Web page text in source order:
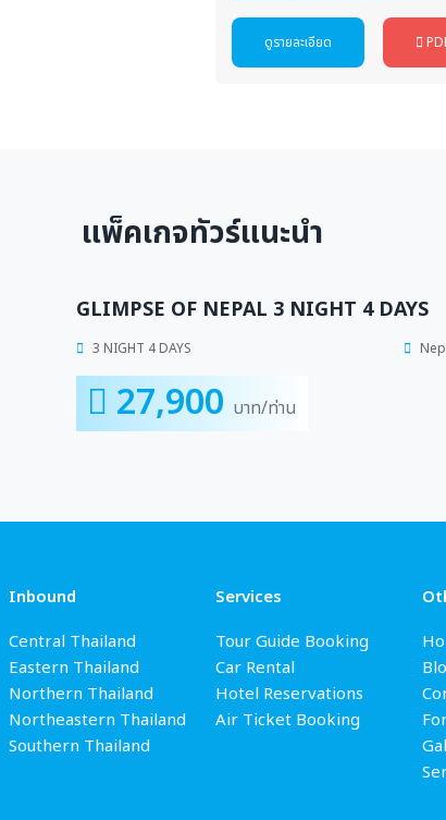
ดูรายละเอียด
แพ็คเกจทัวร์แนะนำ
GLIMPSE OF NEPAL 3 NIGHT 4 DAYS
3 NIGHT 4 DAYS
27,900 บาท/ท่าน
Inbound
Central Thailand
Eastern Thailand
Northern Thailand
Northeastern Thailand
Southern Thailand
Services
Tour Guide Booking
Car Rental
Hotel Reservations
Air Ticket Booking